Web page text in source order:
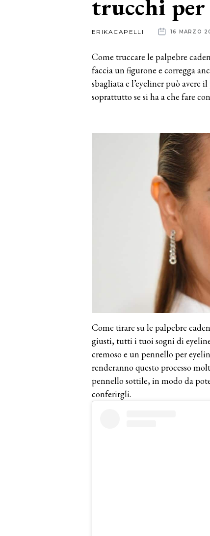
trucchi per
ERIKACAPELLI 16 MARZO
Come truccare le palpebre
faccia un figurone e corregga
sbagliata e l’eyeliner può avere
soprattutto se si ha a che fare
Come tirare su le palpebre
giusti, tutti i tuoi sogni di
cremoso e un pennello per
renderanno questo processo
pennello sottile, in modo da
conferirgli.